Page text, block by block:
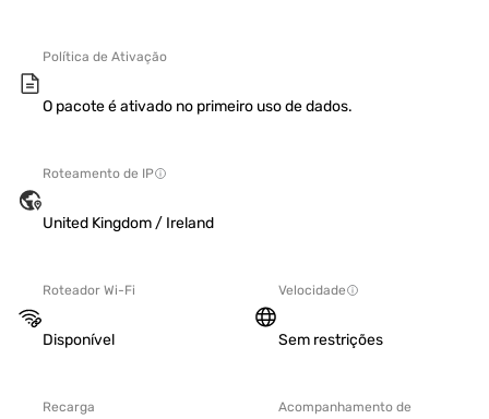
Política de Ativação
O pacote é ativado no primeiro uso de dados.
Roteamento de IP
United Kingdom / Ireland
Roteador Wi-Fi
Disponível
Velocidade
Sem restrições
Recarga
Acompanhamento de